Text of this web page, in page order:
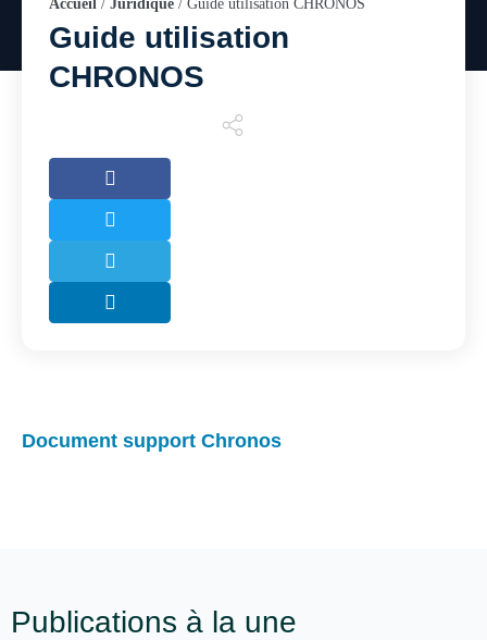
Accueil / Juridique / Guide utilisation CHRONOS
Guide utilisation
CHRONOS
Document support Chronos
Publications à la une